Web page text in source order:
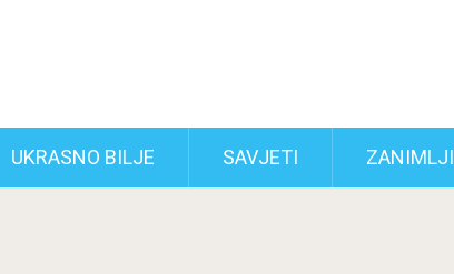
UKRASNO BILJE SAVJETI